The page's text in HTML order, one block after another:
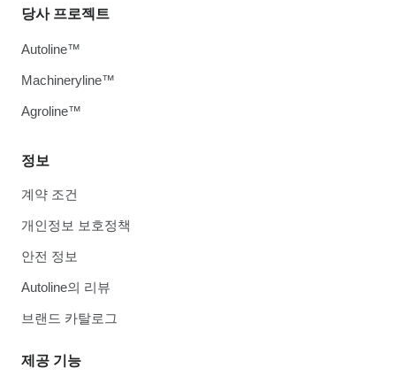
정보
계약 조건
개인정보 보호정책
안전 정보
Autoline의 리뷰
브랜드 카탈로그
제공 기능
당사 프로젝트
Autoline™
Machineryline™
Agroline™